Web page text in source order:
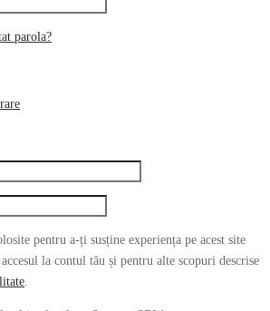
parola?
pentru a-ți susține experiența pe acest site
la contul tău și pentru alte scopuri descrise